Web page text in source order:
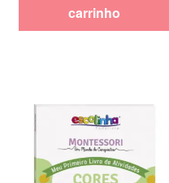
carrinho